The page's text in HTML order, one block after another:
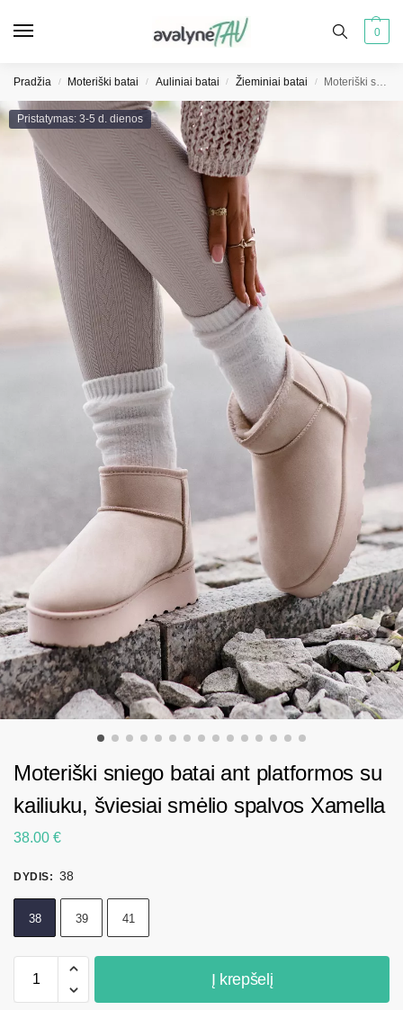
0
Pradžia / Moteriški batai / Auliniai batai / Žieminiai batai / Moteriški sniego batai ant platformos su kailiuku, šviesiai smėlio spalvos Xamella
Pristatymas: 3-5 d. dienos
Moteriški sniego batai ant platformos su
kailiuku, šviesiai smėlio spalvos Xamella
38.00 €
DYDIS: 38
38 39 41
Į krepšelį